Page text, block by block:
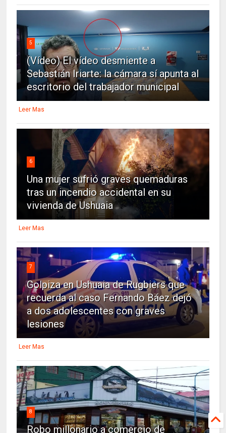
5
(Vídeo) El vídeo desmiente a
Sebastián Iriarte: la cámara sí apunta al
escritorio del trabajador municipal
Leer Mas
6
Una mujer sufrió graves quemaduras
tras un incendio accidental en su
vivienda de Ushuaia
Leer Mas
7
Golpiza en Ushuaia de Rugbiers que
recuerda al caso Fernando Báez dejó
a dos adolescentes con graves
lesiones
Leer Mas
8
Robo millonario a comercio de